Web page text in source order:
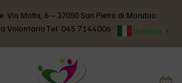
Via Motta, 6 – 37050 San Pietro di Morubio
VolontarioTel: 045 7144006 Italiano ▼